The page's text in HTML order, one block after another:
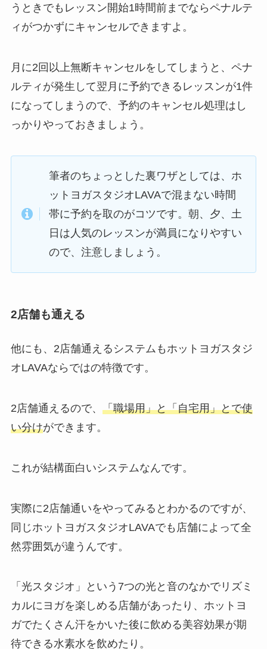
うときでもレッスン開始1時間前までならペナルテ
ィがつかずにキャンセルできますよ。
月に2回以上無断キャンセルをしてしまうと、ペナ
ルティが発生して翌月に予約できるレッスンが1件
になってしまうので、予約のキャンセル処理はし
っかりやっておきましょう。
筆者のちょっとした裏ワザとしては、ホ
ットヨガスタジオLAVAで混まない時間
帯に予約を取のがコツです。朝、夕、土
日は人気のレッスンが満員になりやすい
ので、注意しましょう。
2店舗も通える
他にも、2店舗通えるシステムもホットヨガスタジ
オLAVAならではの特徴です。
2店舗通えるので、 「職場用」と「自宅用」とで使
い分けができます。
これが結構面白いシステムなんです。
実際に2店舗通いをやってみるとわかるのですが、
同じホットヨガスタジオLAVAでも店舗によって全
然雰囲気が違うんです。
「光スタジオ」
という7つの光と音のなかでリズミ
カルにヨガを楽しめる店舗があったり、ホットヨ
ガでたくさん汗をかいた後に飲める美容効果が期
待できる水素水を飲めたり。